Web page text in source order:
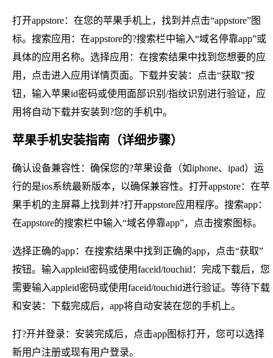
打开appstore：在您的苹果手机上，找到并点击“appstore”图
标。搜索应用：在appstore的?搜索栏中输入“域名停靠app”或
具体的应用名称。选择应用：在搜索结果中找到您想要的应
用，点击进入应用详情页面。下载并安装：点击“获取”按
钮，输入苹果id密码或使用面部识别/指纹识别进行验证，应
用将自动下载并安装到?您的手机中。
苹果手机安装指南（详细步骤）
确认设备兼容性：确保您的?苹果设备（如iphone、ipad）运
行的是ios系统最新版本，以确保兼容性。打开appstore：在苹
果手机的主屏幕上找到并?打开appstore应用程序。搜索app：
在appstore的搜索栏中输入“域名停靠app”，点击搜索图标。
选择正确的app：在搜索结果中找到正确的app，点击“获取”
按钮。输入appleid密码或使用faceid/touchid：完成下载后，您
需要输入appleid密码或使用faceid/touchid进行验证。等待下载
和安装：下载完成后，app将自动安装在您的手机上。
打?开并登录：安装完成后，点击app图标打开，您可以选择
新用户注册或现有用户登录。